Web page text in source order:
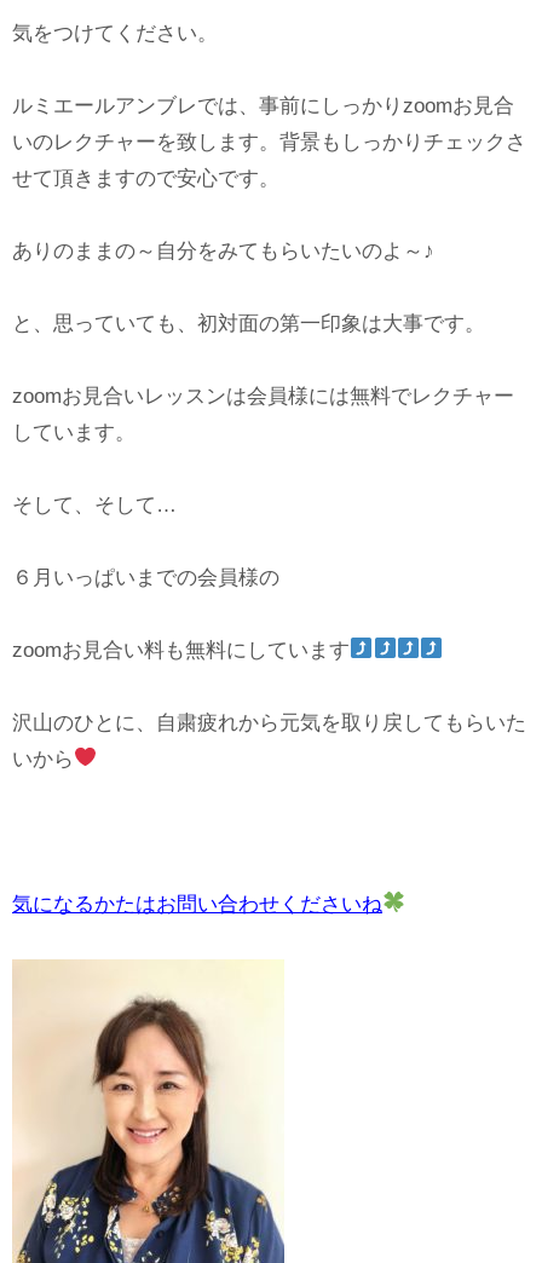
気をつけてください。
ルミエールアンブレでは、事前にしっかりzoomお見合
いのレクチャーを致します。背景もしっかりチェックさ
せて頂きますので安心です。
ありのままの～自分をみてもらいたいのよ～♪
と、思っていても、初対面の第一印象は大事です。
zoomお見合いレッスンは会員様には無料でレクチャー
しています。
そして、そして…
６月いっぱいまでの会員様の
zoomお見合い料も無料にしています
沢山のひとに、自粛疲れから元気を取り戻してもらいた
いから
気になるかたはお問い合わせくださいね